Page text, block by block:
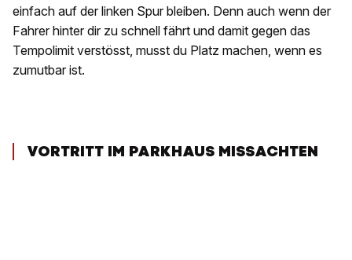
einfach auf der linken Spur bleiben. Denn auch wenn der
Fahrer hinter dir zu schnell fährt und damit gegen das
Tempolimit verstösst, musst du Platz machen, wenn es
zumutbar ist.
VORTRITT IM PARKHAUS MISSACHTEN